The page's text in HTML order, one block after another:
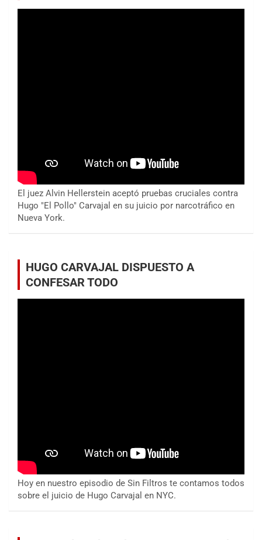
El juez Alvin Hellerstein aceptó pruebas cruciales contra
Hugo "El Pollo" Carvajal en su juicio por narcotráfico en
Nueva York.
HUGO CARVAJAL DISPUESTO A
CONFESAR TODO
Hoy en nuestro episodio de Sin Filtros te contamos todos
sobre el juicio de Hugo Carvajal en NYC.